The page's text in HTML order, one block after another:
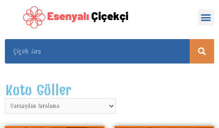
Kutu Güller